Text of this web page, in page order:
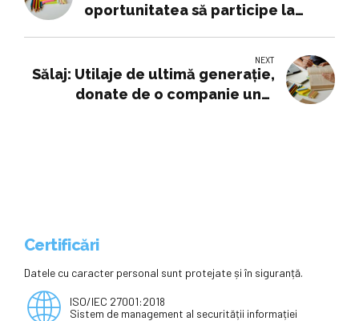
oportunitatea să participe la
NEXT
Sălaj: Utilaje de ultimă generație,
donate de o companie unui
Certificări
Datele cu caracter personal sunt protejate și în siguranță.
ISO/IEC 27001:2018
Sistem de management al securității informației